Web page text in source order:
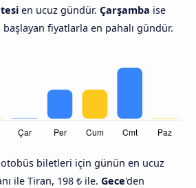
en ucuz gündür. Çarşamba ise
fiyatlarla en pahalı gündür.
biletleri için günün en ucuz
ile Tiran, 198 ₺ ile. Gece'den